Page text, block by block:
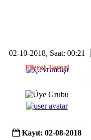
02-10-2018, Saat: 00:21
Fikret Terazi
Kayıt: 02-08-2018